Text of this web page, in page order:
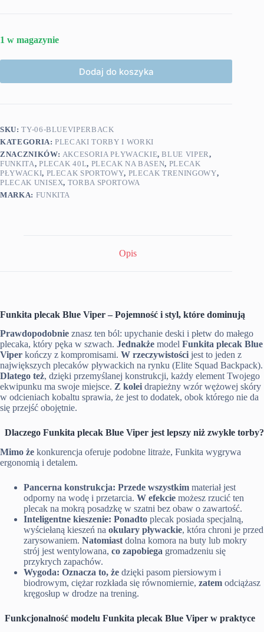
1 w magazynie
Dodaj do koszyka
SKU:TY-06-BLUEVIPERBACK
KATEGORIA:PLECAKI TORBY I WORKI
ZNACZNIKÓW: AKCESORIA PŁYWACKIE,BLUE VIPER,
FUNKITA, PLECAK 40L, PLECAK NA BASEN, PLECAK
PŁYWACKI, PLECAK SPORTOWY, PLECAK TRENINGOWY,
PLECAK UNISEX, TORBA SPORTOWA
MARKA: FUNKITA
Opis
Funkita plecak Blue Viper – Pojemność i styl, które dominują
Prawdopodobnie znasz ten ból: upychanie deski i płetw do małego
plecaka, który pęka w szwach. Jednakże model Funkita plecak Blue
Viper kończy z kompromisami. W rzeczywistości jest to jeden z
największych plecaków pływackich na rynku (Elite Squad Backpack).
Dlatego też, dzięki przemyślanej konstrukcji, każdy element Twojego
ekwipunku ma swoje miejsce. Z kolei drapieżny wzór wężowej skóry
w odcieniach kobaltu sprawia, że jest to dodatek, obok którego nie da
się przejść obojętnie.
Dlaczego Funkita plecak Blue Viper jest lepszy niż zwykłe torby?
Mimo że konkurencja oferuje podobne litraże, Funkita wygrywa
ergonomią i detalem.
Pancerna konstrukcja: Przede wszystkim materiał jest
odporny na wodę i przetarcia. W efekcie możesz rzucić ten
plecak na mokrą posadzkę w szatni bez obaw o zawartość.
Inteligentne kieszenie: Ponadto plecak posiada specjalną,
wyściełaną kieszeń na okulary pływackie, która chroni je przed
zarysowaniem. Natomiast dolna komora na buty lub mokry
strój jest wentylowana, co zapobiega gromadzeniu się
przykrych zapachów.
Wygoda: Oznacza to, że dzięki pasom piersiowym i
biodrowym, ciężar rozkłada się równomiernie, zatem odciążasz
kręgosłup w drodze na trening.
Funkcjonalność modelu Funkita plecak Blue Viper w praktyce